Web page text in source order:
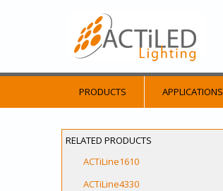
PRODUCTS APPLICATIONS
RELATED PRODUCTS
ACTiLine1610
ACTiLine4330